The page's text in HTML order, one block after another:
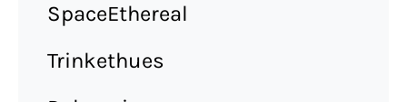
SpaceEthereal
Trinkethues